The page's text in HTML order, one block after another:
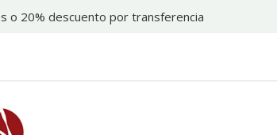
o 20% descuento por transferencia